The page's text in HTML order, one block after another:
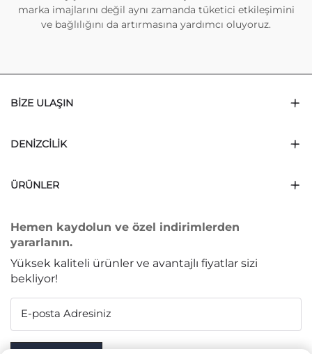
marka imajlarını değil aynı zamanda tüketici etkileşimini
ve bağlılığını da artırmasına yardımcı oluyoruz.
BIZE ULAŞIN
DENIZCILIK
ÜRÜNLER
Hemen kaydolun ve özel indirimlerden
yararlanın.
Yüksek kaliteli ürünler ve avantajlı fiyatlar sizi
bekliyor!
E-posta Adresiniz